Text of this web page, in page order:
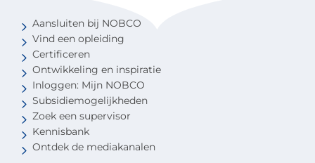
Aansluiten bij NOBCO
Vind een opleiding
Certificeren
Ontwikkeling en inspiratie
Inloggen: Mijn NOBCO
Subsidiemogelijkheden
Zoek een supervisor
Kennisbank
Ontdek de mediakanalen